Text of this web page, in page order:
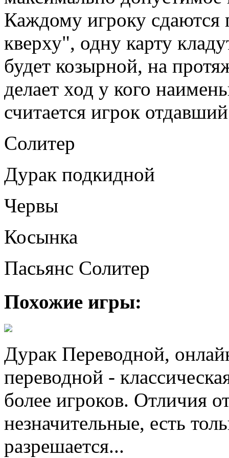
Каждому игроку сдаются
кверху", одну карту
будет козырной, на
делает ход у кого
считается игрок
Солитер
Дурак подкидной
Червы
Косынка
Пасьянс Солитер
Похожие игры:
Дурак Переводной,
переводной -
более игроков. Отличия
незначительные, есть
разрешается...